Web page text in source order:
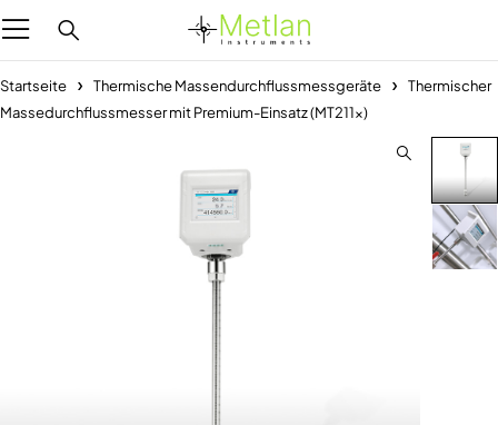
Startseite Thermische Massendurchflussmessgeräte
Thermischer
Massedurchflussmesser mit Premium-Einsatz (MT211x)